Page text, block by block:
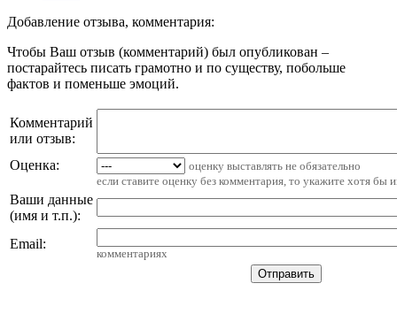
Добавление отзыва, комментария:
Чтобы Ваш отзыв (комментарий) был опубликован –
постарайтесь писать грамотно и по существу, побольше
фактов и поменьше эмоций.
Комментарий
или отзыв:
Оценка:
оценку выставлять не обязательно
если ставите оценку без комментария, то укажите хотя бы
Ваши данные
(имя и т.п.):
Email:
комментариях